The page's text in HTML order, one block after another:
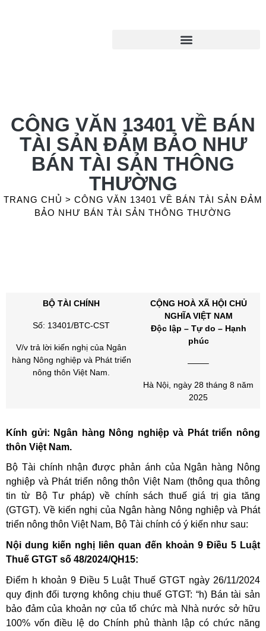
CÔNG VĂN 13401 VỀ BÁN
TÀI SẢN ĐẢM BẢO NHƯ
BÁN TÀI SẢN THÔNG
THƯỜNG
TRANG CHỦ > CÔNG VĂN 13401 VỀ BÁN TÀI SẢN ĐẢM
BẢO NHƯ BÁN TÀI SẢN THÔNG THƯỜNG
BỘ TÀI CHÍNH
Số: 13401/BTC-CST
V/v trả lời kiến nghị của Ngân
hàng Nông nghiệp và Phát triển
nông thôn Việt Nam.
CỘNG HOÀ XÃ HỘI CHỦ
NGHĨA VIỆT NAM
Độc lập – Tự do – Hạnh
phúc
——–
Hà Nội, ngày 28 tháng 8 năm
2025
Kính gửi: Ngân hàng Nông nghiệp và Phát triển nông
thôn Việt Nam.
Bộ Tài chính nhận được phản ánh của Ngân hàng Nông
nghiệp và Phát triển nông thôn Việt Nam (thông qua thông
tin từ Bộ Tư pháp) về chính sách thuế giá trị gia tăng
(GTGT). Về kiến nghị của Ngân hàng Nông nghiệp và Phát
triển nông thôn Việt Nam, Bộ Tài chính có ý kiến như sau:
Nội dung kiến nghị liên quan đến khoản 9 Điều 5 Luật
Thuế GTGT số 48/2024/QH15:
Điểm h khoản 9 Điều 5 Luật Thuế GTGT ngày 26/11/2024
quy định đối tượng không chịu thuế GTGT: “h) Bán tài sản
bảo đảm của khoản nợ của tổ chức mà Nhà nước sở hữu
100% vốn điều lệ do Chính phủ thành lập có chức năng